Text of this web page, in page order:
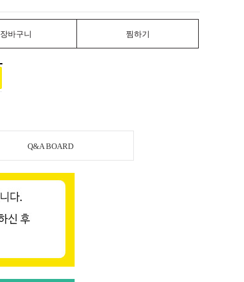
장바구니 찜하기
Q&A BOARD